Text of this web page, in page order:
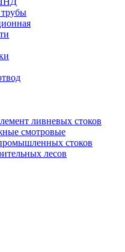
ливневых стоков
смотровые
стоков
лесов